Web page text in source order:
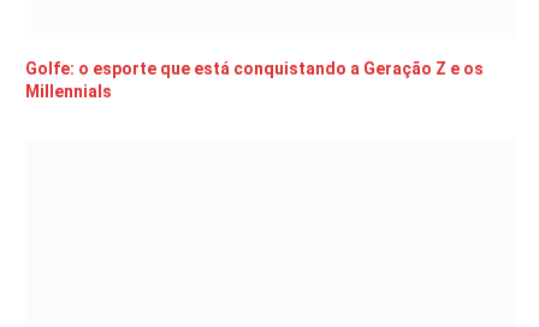
Golfe: o esporte que está conquistando a Geração Z e os
Millennials